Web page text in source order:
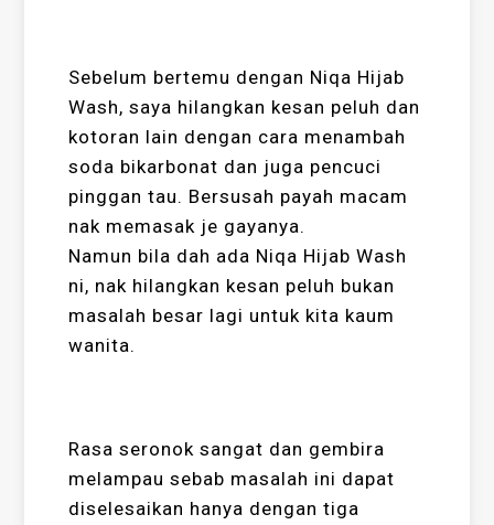
Sebelum bertemu dengan Niqa Hijab
Wash, saya hilangkan kesan peluh dan
kotoran lain dengan cara menambah
soda bikarbonat dan juga pencuci
pinggan tau. Bersusah payah macam
nak memasak je gayanya.
Namun bila dah ada Niqa Hijab Wash
ni, nak hilangkan kesan peluh bukan
masalah besar lagi untuk kita kaum
wanita.
Rasa seronok sangat dan gembira
melampau sebab masalah ini dapat
diselesaikan hanya dengan tiga